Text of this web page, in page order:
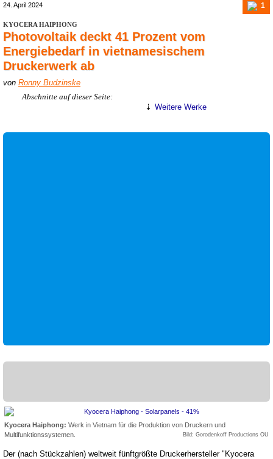
24. April 2024 1
KYOCERA HAIPHONG
Photovoltaik deckt 41 Prozent vom
Energiebedarf in vietnamesischem
Druckerwerk ab
von Ronny Budzinske
Abschnitte auf dieser Seite:
Weitere Werke
Kyocera Haiphong: Werk in Vietnam für die Produktion von Druckern und
Multifunktionssystemen.
Bild: Gorodenkoff Productions OU
Der (nach Stückzahlen) weltweit fünftgrößte Druckerhersteller "Kyocera